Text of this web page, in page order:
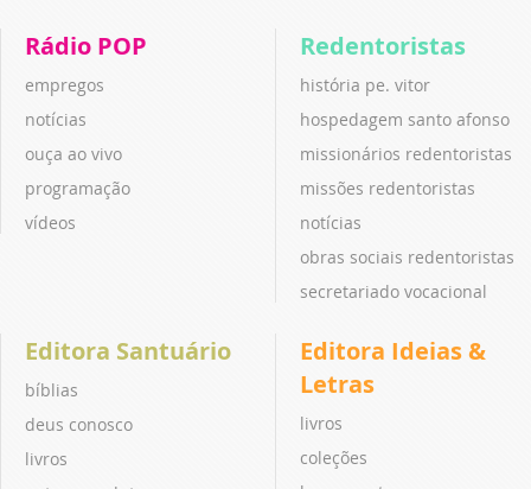
Rádio POP
empregos
notícias
ouça ao vivo
programação
vídeos
Redentoristas
história pe. vitor
hospedagem santo afonso
missionários redentoristas
missões redentoristas
notícias
obras sociais redentoristas
secretariado vocacional
Editora Santuário
bíblias
deus conosco
livros
Editora Ideias &
Letras
livros
coleções